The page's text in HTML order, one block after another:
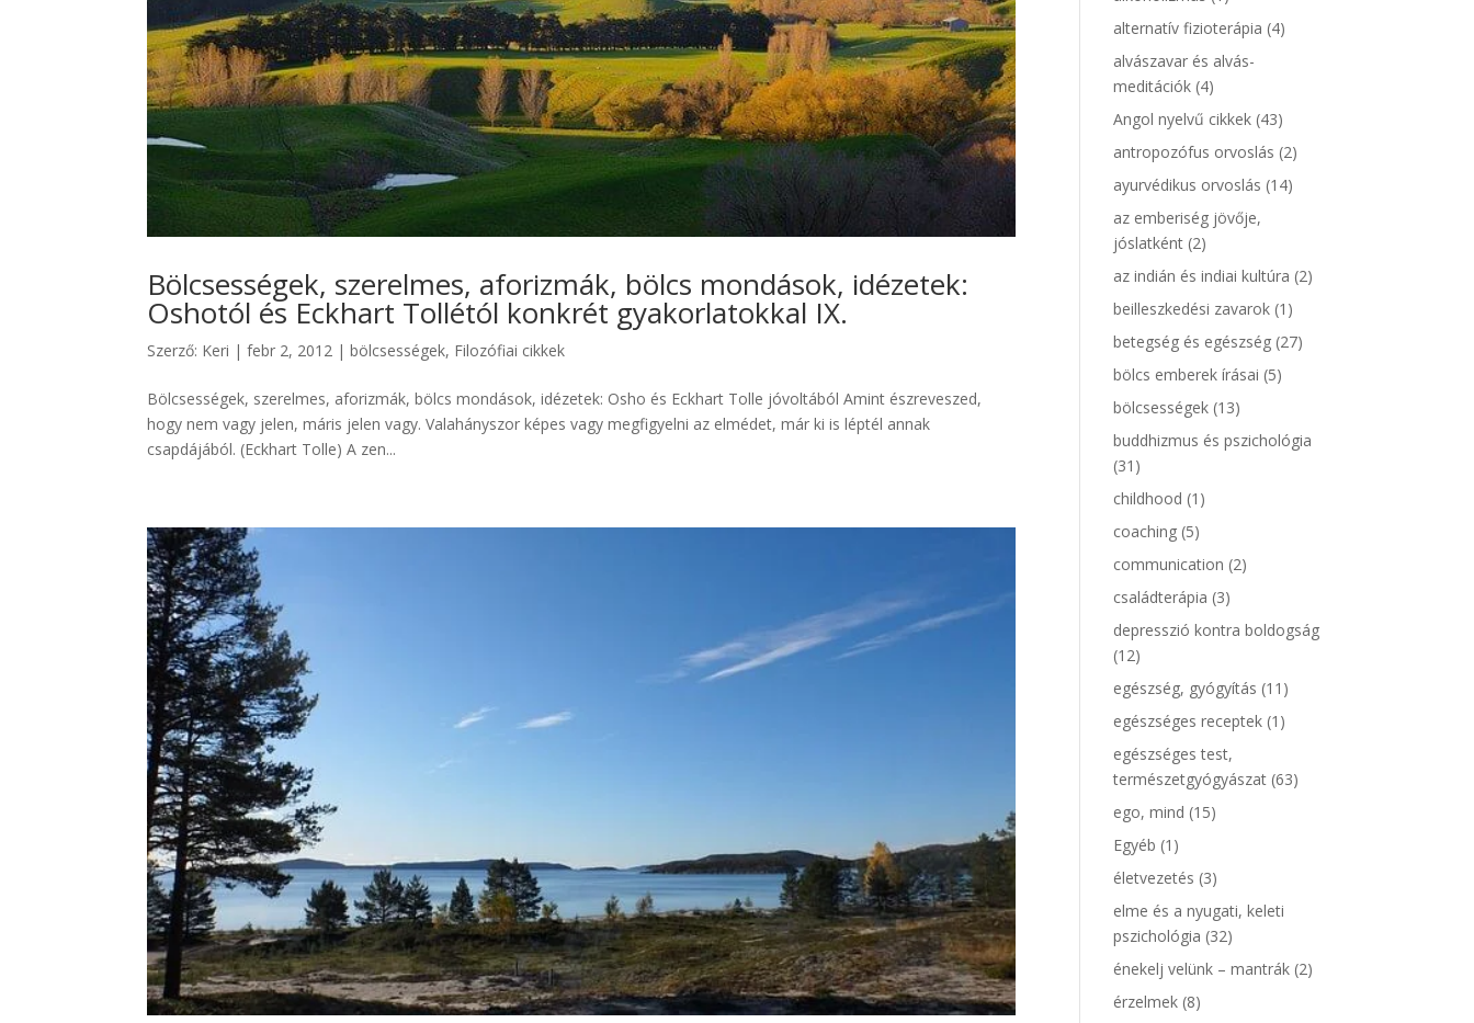
Bölcsességek, szerelmes, aforizmák, bölcs mondások, idézetek:
Oshotól és Eckhart Tollétól konkrét gyakorlatokkal IX.
Szerző: Keri |febr 2, 2012 |bölcsességek, Filozófiai cikkek
Bölcsességek, szerelmes, aforizmák, bölcs mondások, idézetek: Osho és Eckhart Tolle jóvoltából Amint észreveszed,
hogy nem vagy jelen, máris jelen vagy. Valahányszor képes vagy megfigyelni az elmédet, már ki is léptél annak
csapdájából. (Eckhart Tolle) A zen...
alternatív fizioterápia (4)
alvászavar és alvás-
meditációk (4)
Angol nyelvű cikkek (43)
antropozófus orvoslás (2)
ayurvédikus orvoslás (14)
az emberiség jövője,
jóslatként (2)
az indián és indiai kultúra (2)
beilleszkedési zavarok (1)
betegség és egészség (27)
bölcs emberek írásai (5)
bölcsességek (13)
buddhizmus és pszichológia
(31)
childhood (1)
coaching (5)
communication (2)
családterápia (3)
depresszió kontra boldogság
(12)
egészség, gyógyítás (11)
egészséges receptek (1)
egészséges test,
természetgyógyászat (63)
ego, mind (15)
Egyéb (1)
életvezetés (3)
elme és a nyugati, keleti
pszichológia (32)
énekelj velünk – mantrák (2)
érzelmek (8)